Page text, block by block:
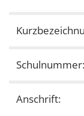
Schulnummer:
Anschrift: